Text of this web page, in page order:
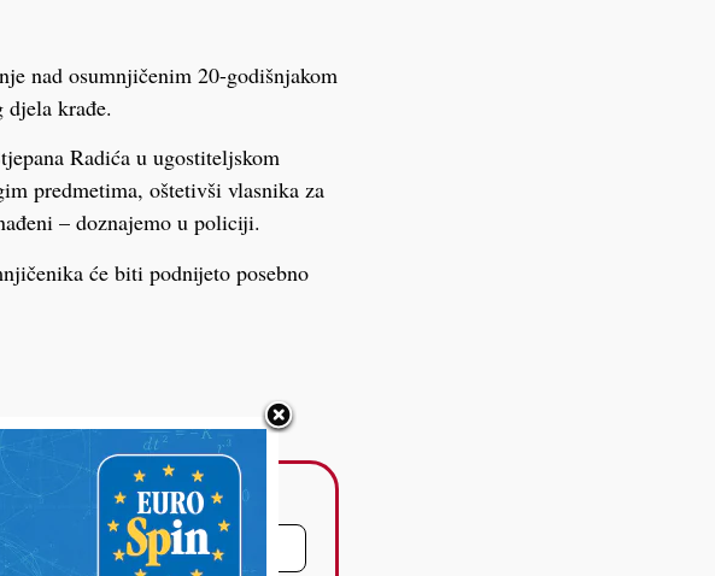
nad osumnjičenim 20-godišnjakom
djela krađe.
Radića u ugostiteljskom
predmetima, oštetivši vlasnika za
– doznajemo u policiji.
će biti podnijeto posebno